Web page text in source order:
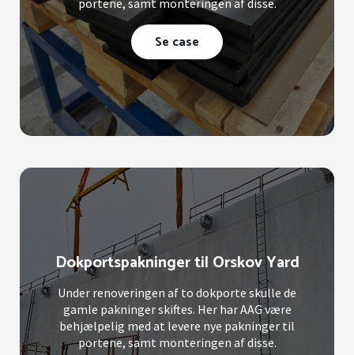
portene, samt monteringen af disse.
Se case
Dokportspakninger til Orskov Yard
Under renoveringen af to dokporte skulle de
gamle pakninger skiftes. Her har AAG være
behjælpelig med at levere nye pakninger til
portene, samt monteringen af disse.